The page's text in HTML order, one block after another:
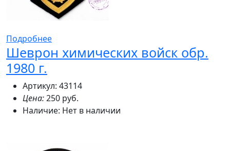
Подробнее
Шеврон химических войск обр.
1980 г.
Артикул: 43114
Цена:250 руб.
Наличие: Нет в наличии